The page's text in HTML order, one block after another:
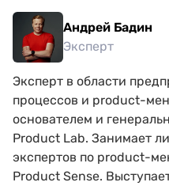
Андрей Бадин
Эксперт
Эксперт в области
процессов и product-
основателем и
Product Lab. Занимает
экспертов по product-
Product Sense.